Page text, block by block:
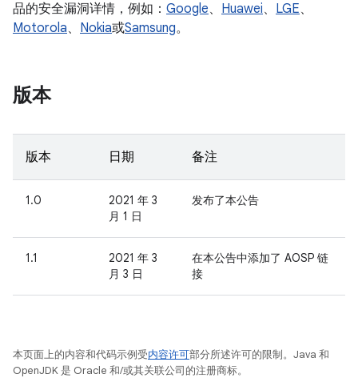
品的安全漏洞详情，例如： Google、 Huawei、 LGE、
Motorola、 Nokia或Samsung。
版本
版本 日期 备注
1.0
2021 年 3
月 1 日
发布了本公告
1.1
2021 年 3
月 3 日
在本公告中添加了 AOSP 链
接
本页面上的内容和代码示例受内容许可部分所述许可的限制。Java 和
OpenJDK 是 Oracle 和/或其关联公司的注册商标。